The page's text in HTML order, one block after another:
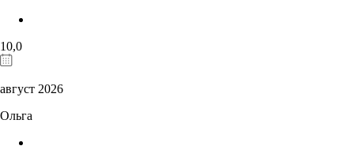
10,0
август 2026
Ольга